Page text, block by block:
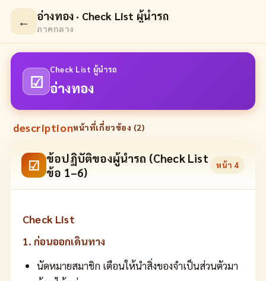
← อ่างทอง · Check List ผู้นำรถ
ภาคกลาง
☑
Check List ผู้นำรถ
อ่างทอง
descriptionหน้าที่เกี่ยวข้อง (2)
☑ ข้อปฏิบัติของผู้นำรถ (Check List
ข้อ 1–6)
หน้า 4
Check List
1. ก่อนออกเดินทาง
นัดหมายสมาชิก เตือนให้นำสิ่งของจำเป็นส่วนตัวมา